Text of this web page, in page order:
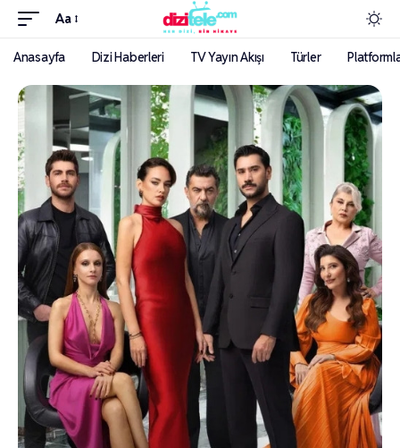
Aa
Anasayfa Dizi Haberleri TV Yayın Akışı Türler